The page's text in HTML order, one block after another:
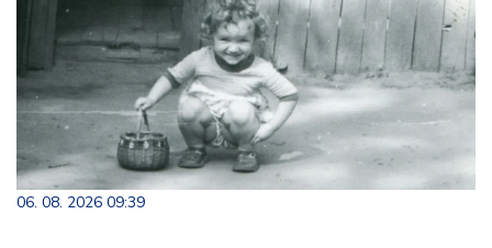
06. 08. 2026 09:39